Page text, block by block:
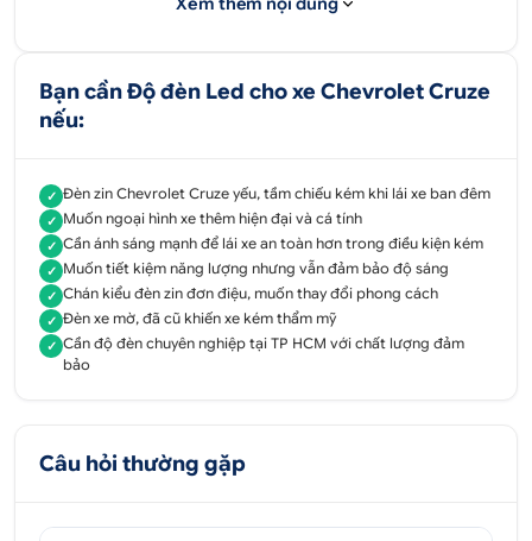
Địa chỉ:52 - 58 Đường số 1, P.Bình Trị Đông B,
Q.Bình Tân, Tp.HCM
51 - 55 Đường số 7, P.An Lạc A, Q.Bình Tân,
Tp.HCM
347 Quốc lộ 13, P. Hiệp Bình Phước, Q.Thủ
Bạn cần Độ đèn Led cho xe Chevrolet Cruze
nếu:
✓ Đèn zin Chevrolet Cruze yếu, tầm chiếu kém khi lái xe ban đêm
✓ Muốn ngoại hình xe thêm hiện đại và cá tính
✓ Cần ánh sáng mạnh để lái xe an toàn hơn trong điều kiện kém
✓ Muốn tiết kiệm năng lượng nhưng vẫn đảm bảo độ sáng
✓ Chán kiểu đèn zin đơn điệu, muốn thay đổi phong cách
✓ Đèn xe mờ, đã cũ khiến xe kém thẩm mỹ
✓ Cần độ đèn chuyên nghiệp tại TP HCM với chất lượng đảm
bảo
Câu hỏi thường gặp